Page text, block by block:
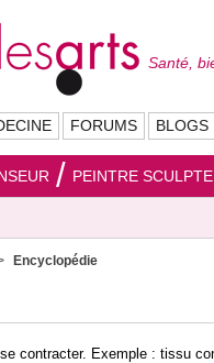
Santé,
FORUMS BLOGS
PEINTRE
Encyclopédie
contracter. Exemple : tissu